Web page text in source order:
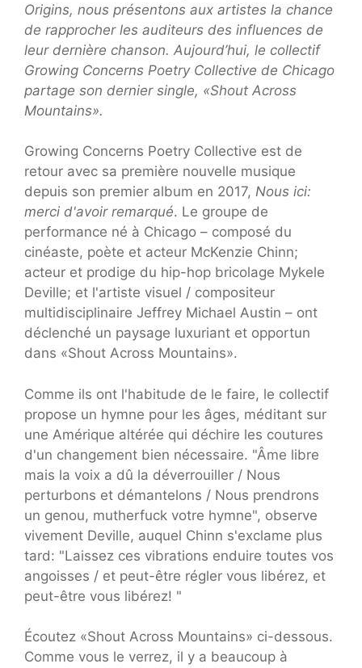
Origins, nous présentons aux artistes la chance
de rapprocher les auditeurs des influences de
leur dernière chanson. Aujourd’hui, le collectif
Growing Concerns Poetry Collective de Chicago
partage son dernier single, «Shout Across
Mountains».
Growing Concerns Poetry Collective est de
retour avec sa première nouvelle musique
depuis son premier album en 2017, Nous ici:
merci d'avoir remarqué. Le groupe de
performance né à Chicago – composé du
cinéaste, poète et acteur McKenzie Chinn;
acteur et prodige du hip-hop bricolage Mykele
Deville; et l'artiste visuel / compositeur
multidisciplinaire Jeffrey Michael Austin – ont
déclenché un paysage luxuriant et opportun
dans «Shout Across Mountains».
Comme ils ont l'habitude de le faire, le collectif
propose un hymne pour les âges, méditant sur
une Amérique altérée qui déchire les coutures
d'un changement bien nécessaire. "Âme libre
mais la voix a dû la déverrouiller / Nous
perturbons et démantelons / Nous prendrons
un genou, mutherfuck votre hymne", observe
vivement Deville, auquel Chinn s'exclame plus
tard: "Laissez ces vibrations enduire toutes vos
angoisses / et peut-être régler vous libérez, et
peut-être vous libérez! "
Écoutez «Shout Across Mountains» ci-dessous.
Comme vous le verrez, il y a beaucoup à